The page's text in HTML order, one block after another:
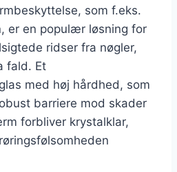
som f.eks.
er en populær løsning for
ridser fra nøgler,
fald. Et
med høj hårdhed, som
barriere mod skader
forbliver krystalklar,